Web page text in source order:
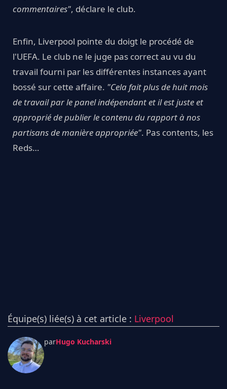
commentaires", déclare le club.
Enfin, Liverpool pointe du doigt le procédé de
l'UEFA. Le club ne le juge pas correct au vu du
travail fourni par les différentes instances ayant
bossé sur cette affaire. "Cela fait plus de huit mois
de travail par le panel indépendant et il est juste et
approprié de publier le contenu du rapport à nos
partisans de manière appropriée". Pas contents, les
Reds…
Équipe(s) liée(s) à cet article : Liverpool
parHugo Kucharski